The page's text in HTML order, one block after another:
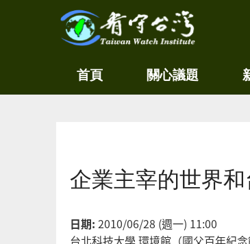
看守
台灣
環
首頁 關心議題
企業主宰的世界
日期: 2010/06/28 (週一) 11:00